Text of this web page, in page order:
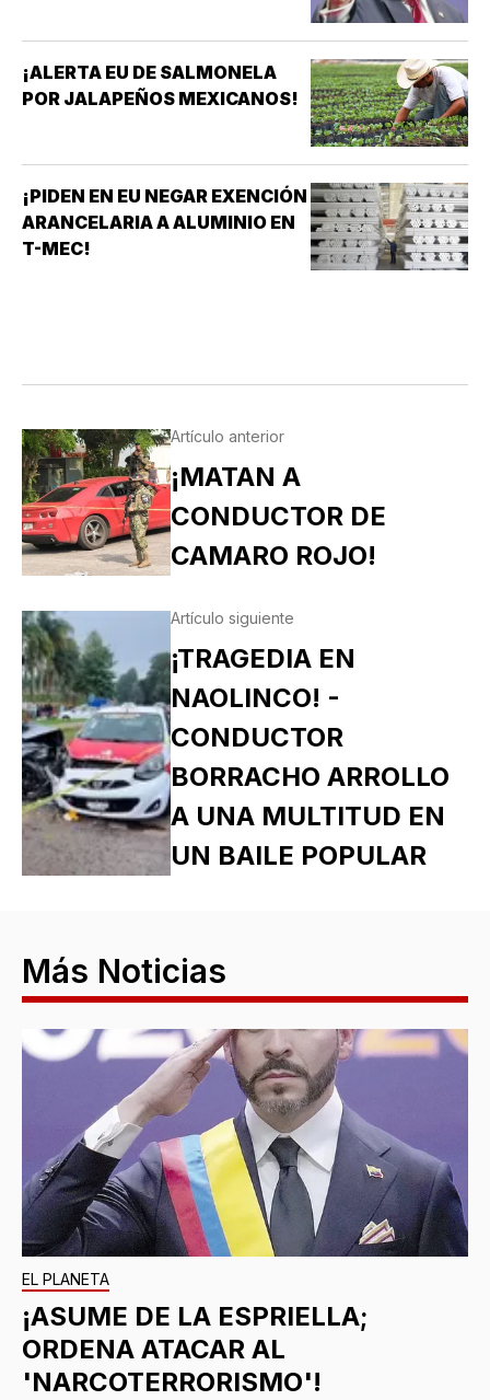
¡ALERTA EU DE SALMONELA
POR JALAPEÑOS MEXICANOS!
¡PIDEN EN EU NEGAR EXENCIÓN
ARANCELARIA A ALUMINIO EN
T-MEC!
Artículo anterior
¡MATAN A
CONDUCTOR DE
CAMARO ROJO!
Artículo siguiente
¡TRAGEDIA EN
NAOLINCO! -
CONDUCTOR
BORRACHO ARROLLO
A UNA MULTITUD EN
UN BAILE POPULAR
Más Noticias
EL PLANETA
¡ASUME DE LA ESPRIELLA;
ORDENA ATACAR AL
'NARCOTERRORISMO'!